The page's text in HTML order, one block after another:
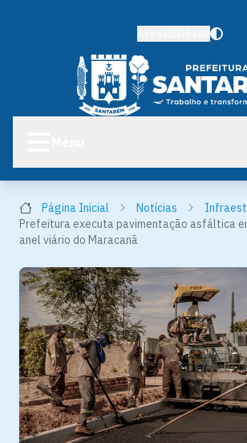
Página Inicial Notícias
Prefeitura executa pavimentação asfáltica
anel viário do Maracanã